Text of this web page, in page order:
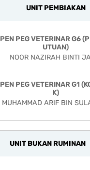
UNIT PEMBIAKAN
PEN PEG VETERINAR G6
UTUAN)
NOOR NAZIRAH BINTI
PEN PEG VETERINAR G1
K)
MUHAMMAD ARIF BIN
UNIT BUKAN RUMINAN